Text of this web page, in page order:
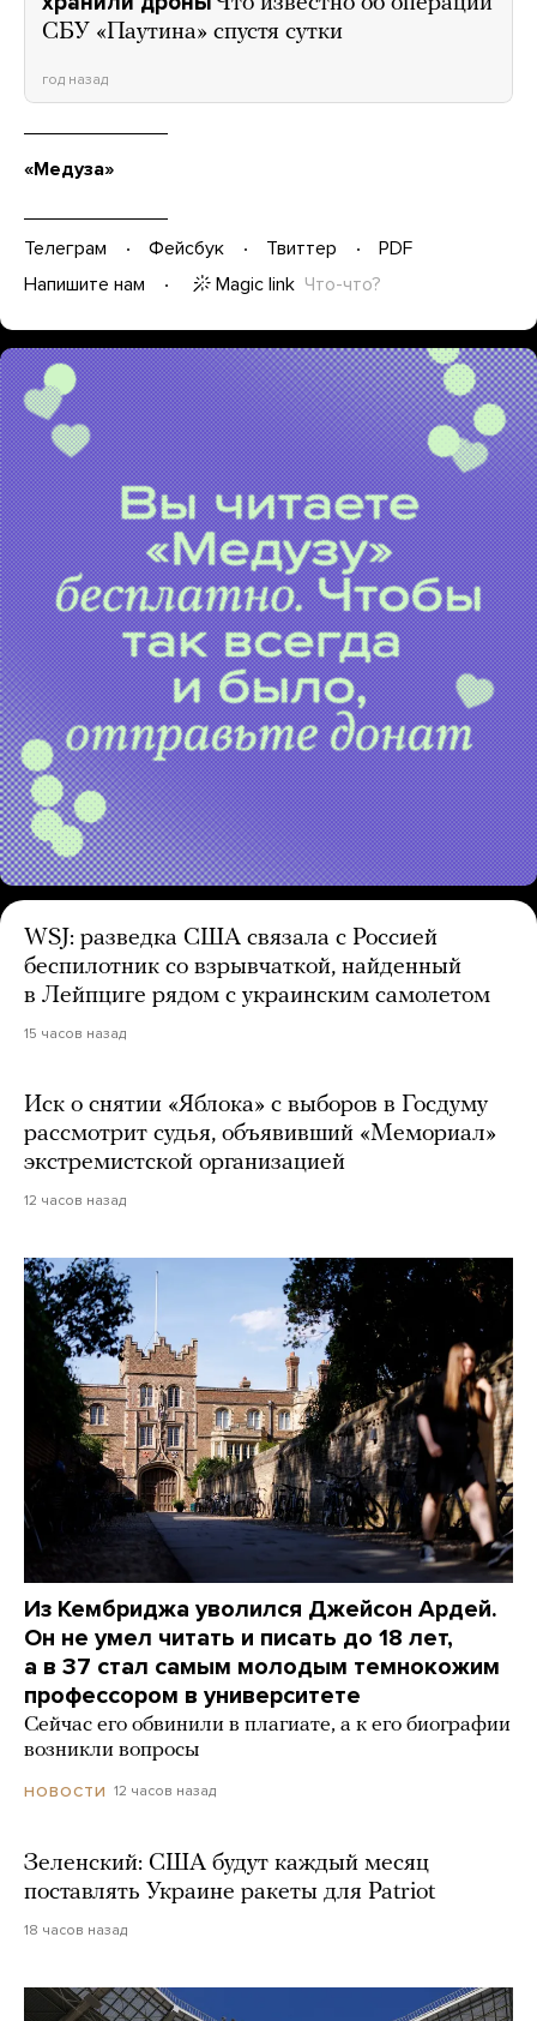
СБУ «Паутина» спустя сутки
год назад
«Медуза»
Телеграм Фейсбук Твиттер
PDF
Напишите нам
Magic link Что-что?
WSJ: разведка США связала с Россией
беспилотник со взрывчаткой, найденный
в Лейпциге рядом с украинским самолетом
15 часов назад
Иск о снятии «Яблока» с выборов в Госдуму
рассмотрит судья, объявивший «Мемориал»
экстремистской организацией
12 часов назад
Из Кембриджа уволился Джейсон Ардей.
Он не умел читать и писать до 18 лет,
а в 37 стал самым молодым темнокожим
профессором в университете
Сейчас его обвинили в плагиате, а к его биографии
возникли вопросы
НОВОСТИ 12 часов назад
Зеленский: США будут каждый месяц
поставлять Украине ракеты для Patriot
18 часов назад